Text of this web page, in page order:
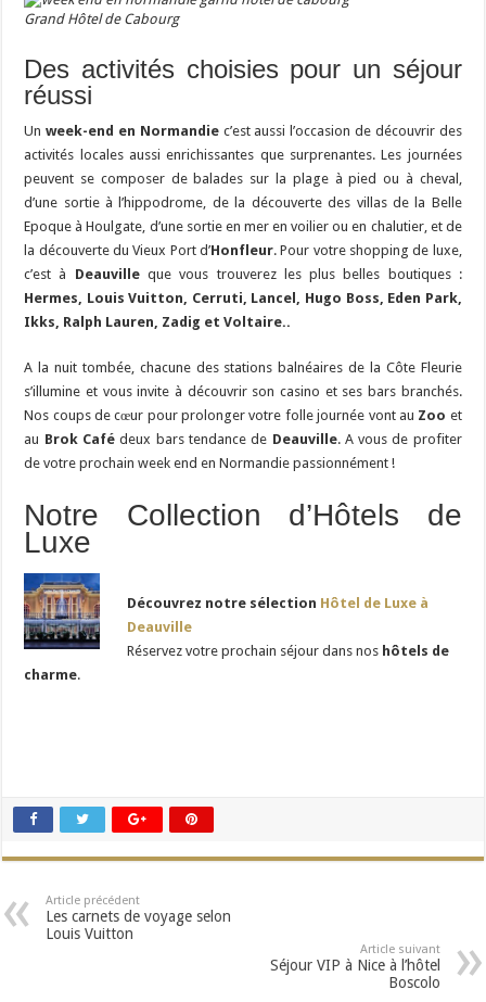
Grand Hôtel de Cabourg
Des activités choisies pour un séjour
réussi
Unweek-end en Normandiec’est aussi l’occasion de découvrir des
activités locales aussi enrichissantes que surprenantes. Les journées
peuvent se composer de balades sur la plage à pied ou à cheval,
d’une sortie à l’hippodrome, de la découverte des villas de la Belle
Epoque à Houlgate, d’une sortie en mer en voilier ou en chalutier, et de
la découverte du Vieux Port d’Honfleur. Pour votre shopping de luxe,
c’est à Deauvilleque vous trouverez les plus belles boutiques :
Hermes, Louis Vuitton, Cerruti, Lancel, Hugo Boss, Eden Park,
Ikks, Ralph Lauren, Zadig et Voltaire..
A la nuit tombée, chacune des stations balnéaires de la Côte Fleurie
s’illumine et vous invite à découvrir son casino et ses bars branchés.
Nos coups de cœur pour prolonger votre folle journée vont au Zoo et
au Brok Cafédeux bars tendance de Deauville. A vous de profiter
de votre prochain week end en Normandie passionnément !
Notre Collection d’Hôtels de
Luxe
Découvrez notre sélection Hôtel de Luxe à
Deauville
Réservez votre prochain séjour dans nos hôtels de
charme.
Article précédent
Les carnets de voyage selon
Louis Vuitton
Article suivant
Séjour VIP à Nice à l’hôtel
Boscolo